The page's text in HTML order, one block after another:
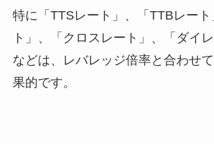
特に「TTSレート」、「TTBレー
ト」、「クロスレート」、「ダイ
などは、レバレッジ倍率と合わせ
果的です。